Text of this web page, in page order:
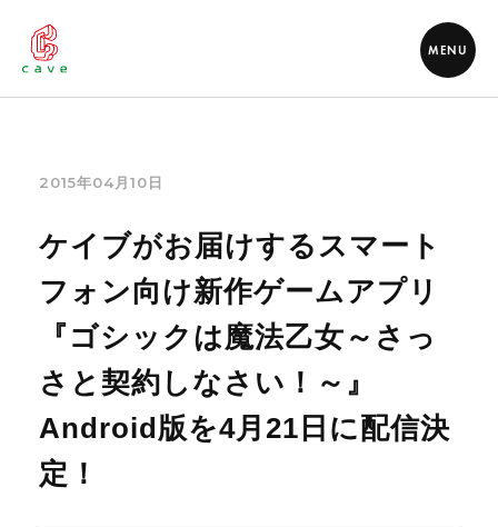
MENU
2015年04月10日
ケイブがお届けするスマート
フォン向け新作ゲームアプリ
『ゴシックは魔法乙女～さっ
さと契約しなさい！～』
Android版を4月21日に配信決
定！